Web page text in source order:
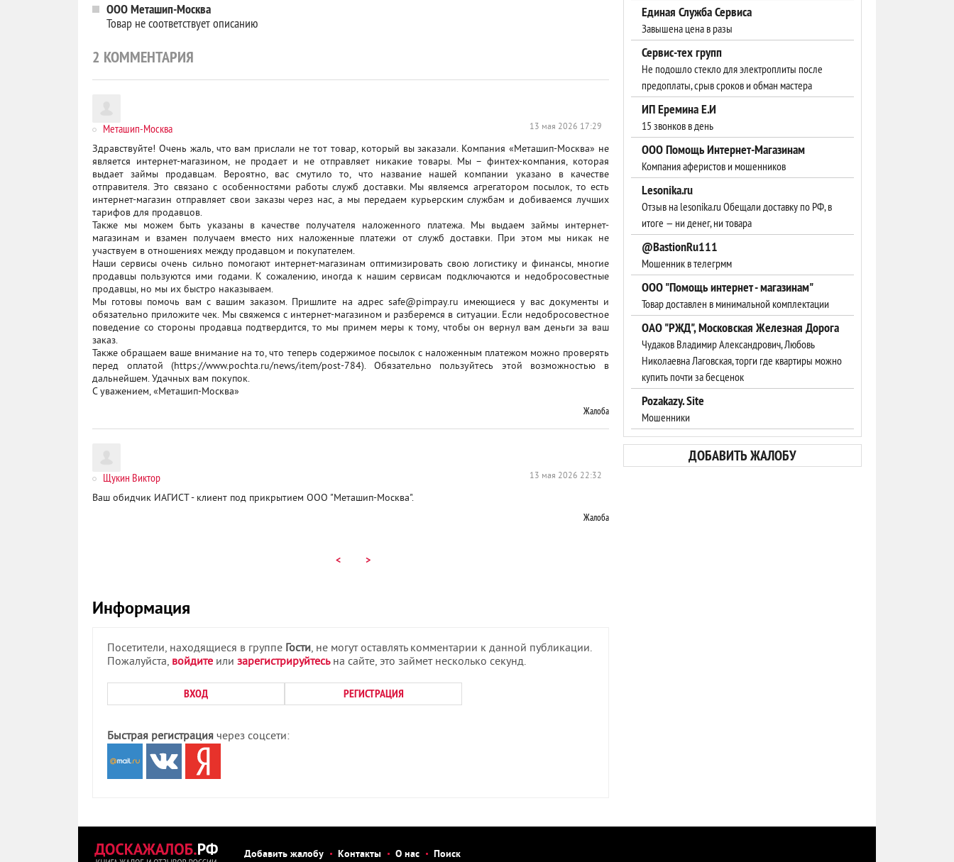
ООО Меташип-Москва
Товар не соответствует описанию
2 КОММЕНТАРИЯ
Меташип-Москва 13 мая 2026 17:29
Здравствуйте! Очень жаль, что вам прислали не тот товар, который вы заказали. Компания «Меташип-Москва» не
является интернет-магазином, не продает и не отправляет никакие товары. Мы – финтех-компания, которая
выдает займы продавцам. Вероятно, вас смутило то, что название нашей компании указано в качестве
отправителя. Это связано с особенностями работы служб доставки. Мы являемся агрегатором посылок, то есть
интернет-магазин отправляет свои заказы через нас, а мы передаем курьерским службам и добиваемся лучших
тарифов для продавцов.
Также мы можем быть указаны в качестве получателя наложенного платежа. Мы выдаем займы интернет-
магазинам и взамен получаем вместо них наложенные платежи от служб доставки. При этом мы никак не
участвуем в отношениях между продавцом и покупателем.
Наши сервисы очень сильно помогают интернет-магазинам оптимизировать свою логистику и финансы, многие
продавцы пользуются ими годами. К сожалению, иногда к нашим сервисам подключаются и недобросовестные
продавцы, но мы их быстро наказываем.
Мы готовы помочь вам с вашим заказом. Пришлите на адрес safe@pimpay.ru имеющиеся у вас документы и
обязательно приложите чек. Мы свяжемся с интернет-магазином и разберемся в ситуации. Если недобросовестное
поведение со стороны продавца подтвердится, то мы примем меры к тому, чтобы он вернул вам деньги за ваш
заказ.
Также обращаем ваше внимание на то, что теперь содержимое посылок с наложенным платежом можно проверять
перед оплатой (https://www.pochta.ru/news/item/post-784). Обязательно пользуйтесь этой возможностью в
дальнейшем. Удачных вам покупок.
С уважением, «Меташип-Москва»
Жалоба
Щукин Виктор 13 мая 2026 22:32
Ваш обидчик ИАГИСТ - клиент под прикрытием ООО "Меташип-Москва".
Жалоба
< >
Информация
Посетители, находящиеся в группе Гости, не могут оставлять комментарии к данной публикации.
Пожалуйста, войдите или зарегистрируйтесьна сайте, это займет несколько секунд.
ВХОД РЕГИСТРАЦИЯ
Быстрая регистрация через соцсети:
Единая Служба Сервиса
Завышена цена в разы
Сервис-тех групп
Не подошло стекло для электроплиты после
предоплаты, срыв сроков и обман мастера
ИП Еремина Е.И
15 звонков в день
ООО Помощь Интернет-Магазинам
Компания аферистов и мошенников
Lesonika.ru
Отзыв на lesonika.ru Обещали доставку по РФ, в
итоге — ни денег, ни товара
@BastionRu111
Мошенник в телегрмм
ООО "Помощь интернет - магазинам"
Товар доставлен в минимальной комплектации
ОАО "РЖД", Московская Железная Дорога
Чудаков Владимир Александрович, Любовь
Николаевна Лаговская, торги где квартиры можно
купить почти за бесценок
Pozakazy. Site
Мошенники
ДОБАВИТЬ ЖАЛОБУ
Добавить жалобу Контакты О нас Поиск